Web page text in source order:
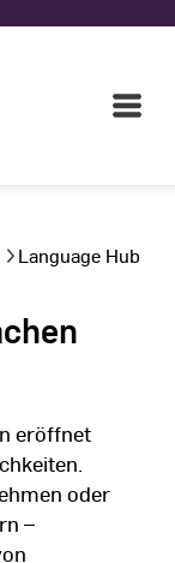
Open
Main
Language Hub
eröffnet
oder
–